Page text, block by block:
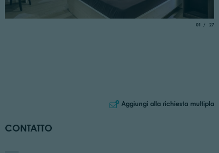
01 di
27
Aggiungi alla richiesta multipla
CONTATTO